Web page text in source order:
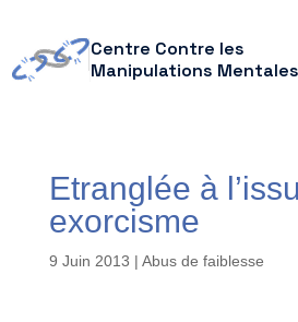
Centre Contre les
Manipulations Mentales
Etranglée à
exorcisme
9 Juin 2013 | Abus de faiblesse